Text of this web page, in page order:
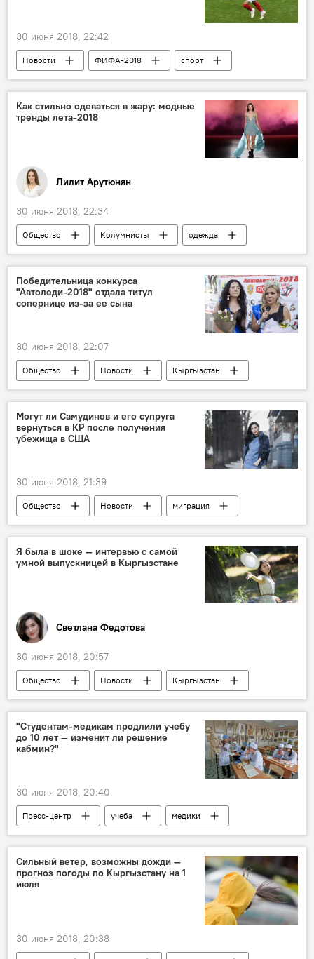
30 июня 2018, 22:42
Новости ФИФА-2018
спорт
В мире
Россия
Чемпионат мира по футболу 2018 года в России
Франция
Чемпионат мира по футболу
Как стильно одеваться в жару: модные
тренды лета-2018
Лилит Арутюнян
30 июня 2018, 22:34
Общество Колумнисты
одежда
мода
жара советы
лето
стиль
Победительница конкурса
"Автоледи-2018" отдала титул
сопернице из-за ее сына
30 июня 2018, 22:07
Общество Новости
Кыргызстан
Бишкек
УОБДД ГУВД
конкурс "Автоледи"
конкурс
победители
Могут ли Самудинов и его супруга
вернуться в КР после получения
убежища в США
30 июня 2018, 21:39
Общество Новости
миграция
В мире
США
Эльнура Молдокадырова
Ренат Самудинов
убежище
Я была в шоке — интервью с самой
умной выпускницей в Кыргызстане
Светлана Федотова
30 июня 2018, 20:57
Общество Новости
Кыргызстан
экзамен
выпускник ОРТ
"Студентам-медикам продлили учебу
до 10 лет — изменит ли решение
кабмин?"
30 июня 2018, 20:40
Пресс-центр учеба медики
Сильный ветер, возможны дожди —
прогноз погоды по Кыргызстану на 1
июля
30 июня 2018, 20:38